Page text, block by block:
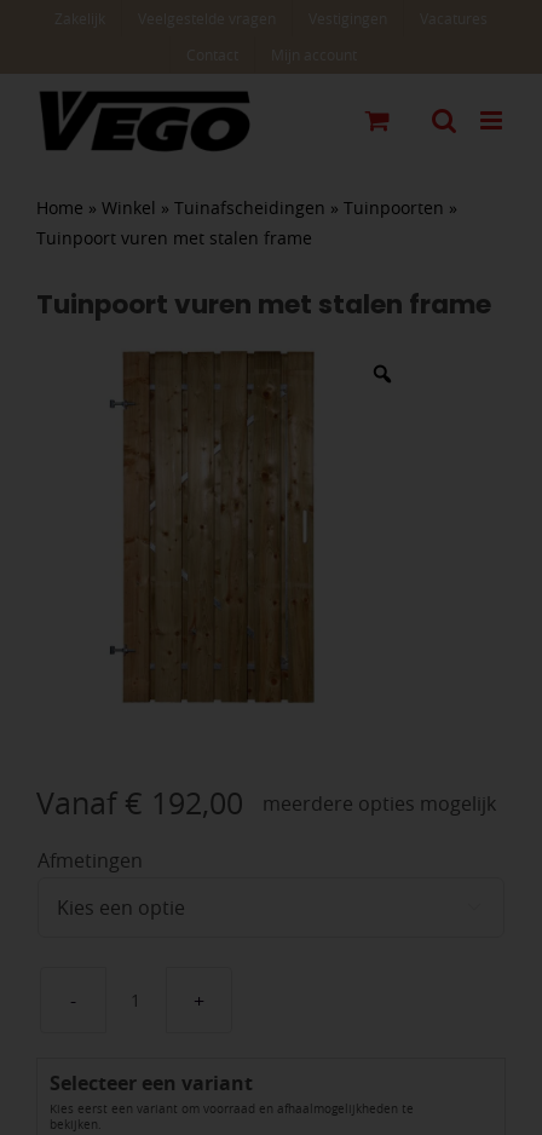
Home » Winkel » Tuinafscheidingen » Tuinpoorten »
Tuinpoort vuren met stalen frame
Tuinpoort vuren met stalen frame
Vanaf € 192,00 meerdere opties mogelijk
Afmetingen
Tuinpoort
met
stalen
Selecteer een variant
Kies eerst een variant om voorraad en afhaalmogelijkheden te
bekijken.